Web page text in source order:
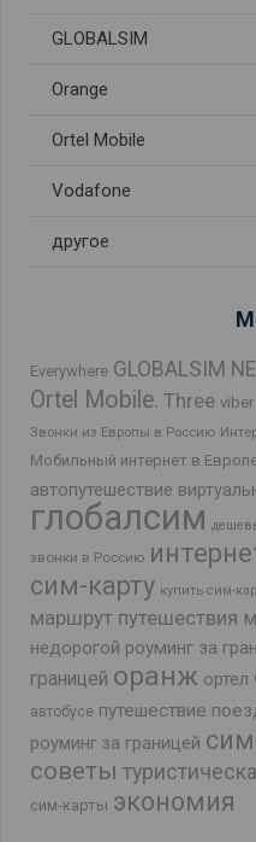
GLOBALSIM
Orange
Ortel Mobile
Vodafone
другое
Everywhere GLOBALSIM
Ortel Mobile. Three viber
Звонки из Европы в Россию
Мобильный интернет в
автопутешествие
глобалсим
звонки в Россию
сим-карту купить сим-
маршрут путешествия
недорогой роуминг за
границей оранж ортел
автобусе путешествие
роуминг за границей
советы
сим-карты экономия